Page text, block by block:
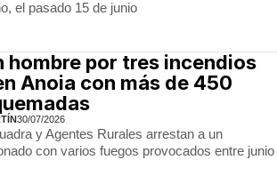
el pasado 15 de junio
hombre por tres incendios
Anoia con más de 450
30/07/2026
y Agentes Rurales arrestan a un
con varios fuegos provocados entre junio